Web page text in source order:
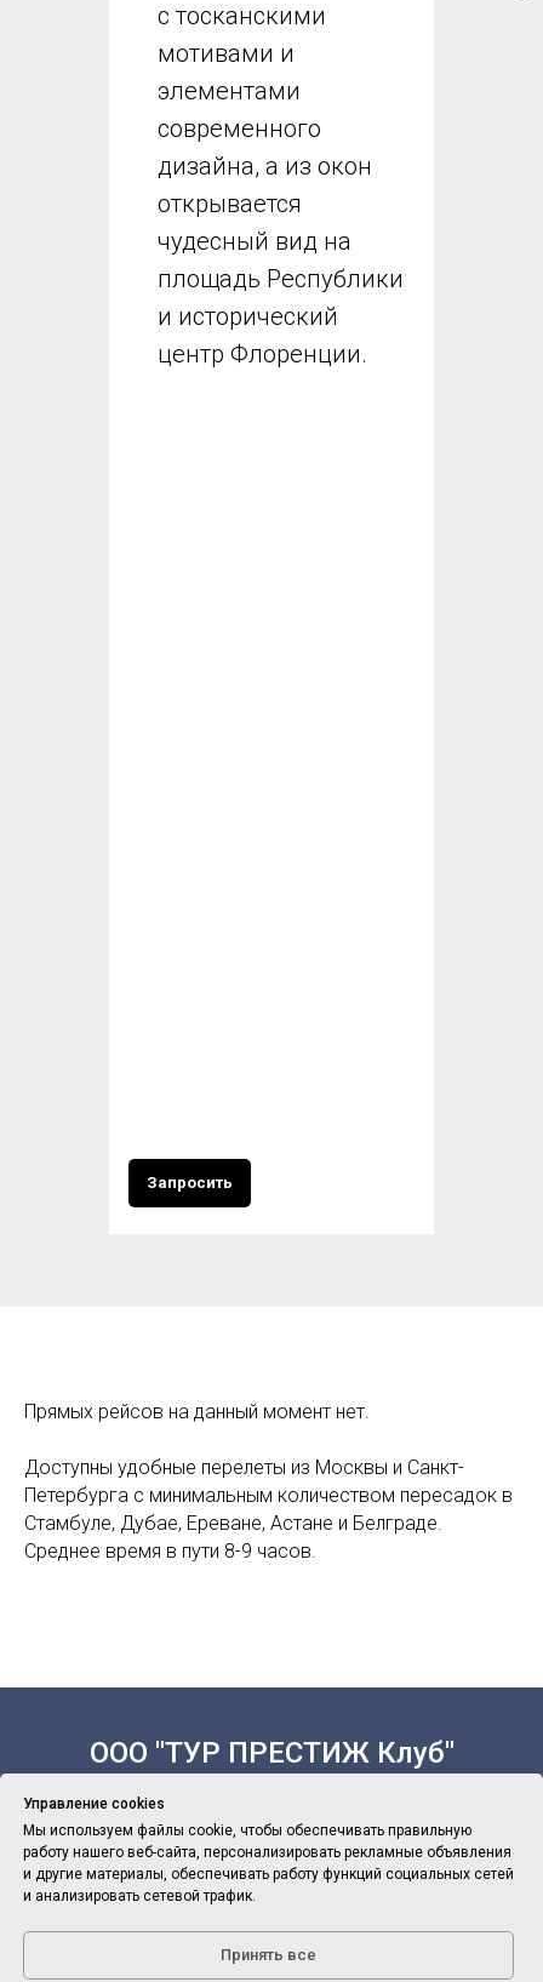
с тосканскими
мотивами и
элементами
современного
дизайна, а из окон
открывается
чудесный вид на
площадь Республики
и исторический
центр Флоренции.
Запросить
Прямых рейсов на данный момент нет.
Доступны удобные перелеты из Москвы и Санкт-
Петербурга с минимальным количеством пересадок в
Стамбуле, Дубае, Ереване, Астане и Белграде.
Среднее время в пути 8-9 часов.
ООО "ТУР ПРЕСТИЖ Клуб"
Политика Конфиденциальности
Управление cookies
Мы используем файлы cookie, чтобы обеспечивать правильную
работу нашего веб-сайта, персонализировать рекламные объявления
и другие материалы, обеспечивать работу функций социальных сетей
и анализировать сетевой трафик.
Принять все